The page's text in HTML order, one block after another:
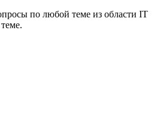
по любой теме из области IT